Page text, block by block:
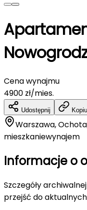
Cena wynajmu
4900 zł/mies.
Udostępnij
Warszawa,
mieszkaniewynajem
Informacje o
Szczegóły
przejść do